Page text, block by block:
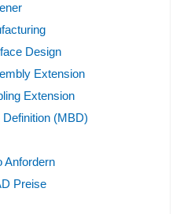
Design
Extension
Extension
(MBD)
Anfordern
Preise